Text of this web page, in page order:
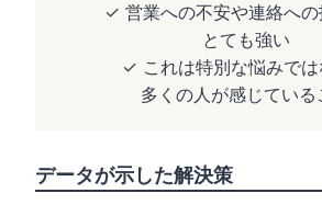
✓ 営業への不安や連絡への
とても強い
✓ これは特別な悩みでは
多くの人が感じている
データが示した解決策